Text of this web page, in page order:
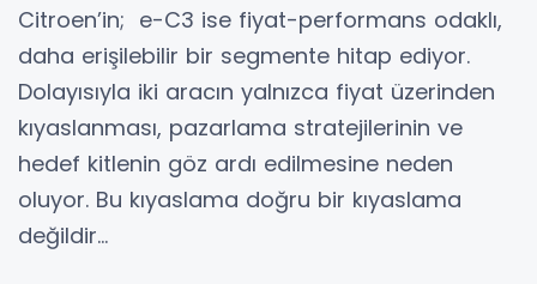
Citroen’in; e-C3 ise fiyat-performans odaklı,
daha erişilebilir bir segmente hitap ediyor.
Dolayısıyla iki aracın yalnızca fiyat üzerinden
kıyaslanması, pazarlama stratejilerinin ve
hedef kitlenin göz ardı edilmesine neden
oluyor. Bu kıyaslama doğru bir kıyaslama
değildir…